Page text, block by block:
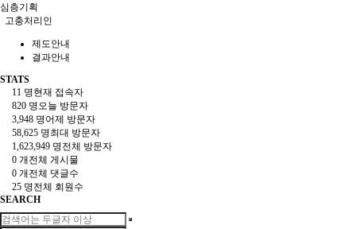
심층기획
고충처리인
제도안내
결과안내
STATS
11 명현재 접속자
820 명 오늘 방문자
3,948 명어제 방문자
58,625 명최대 방문자
1,623,949 명전체 방문자
0 개전체 게시물
0 개전체 댓글수
25 명전체 회원수
SEARCH